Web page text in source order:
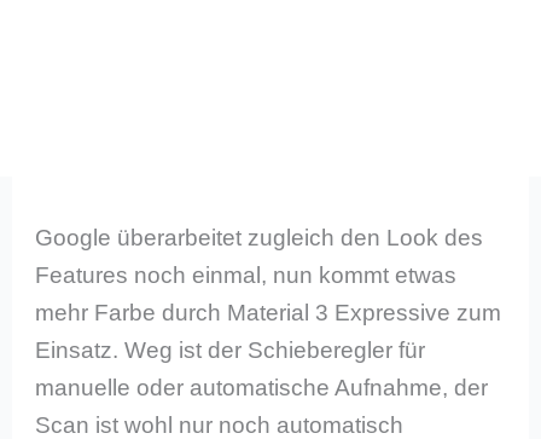
Google überarbeitet zugleich den Look des
Features noch einmal, nun kommt etwas
mehr Farbe durch Material 3 Expressive zum
Einsatz. Weg ist der Schieberegler für
manuelle oder automatische Aufnahme, der
Scan ist wohl nur noch automatisch